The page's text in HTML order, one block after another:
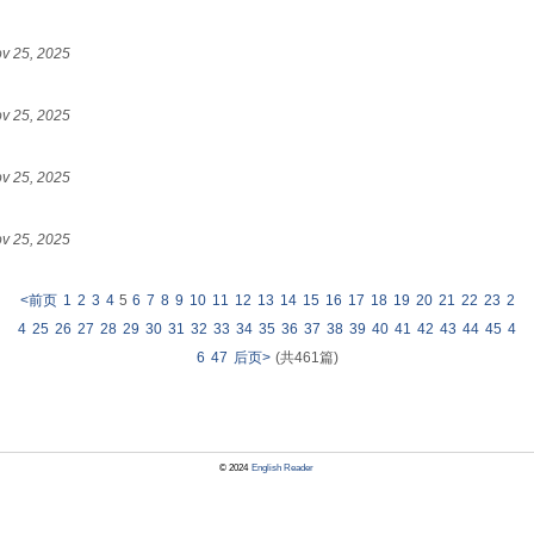
25, 2025
25, 2025
25, 2025
25, 2025
<前页 1 2 3 4 5 6 7 8 9 10 11 12 13 14 15 16 17 18 19 20 21 22 23 2
4 25 26 27 28 29 30 31 32 33 34 35 36 37 38 39 40 41 42 43 44 45 4
6 47 后页> (共461篇)
© 2024 English Reader